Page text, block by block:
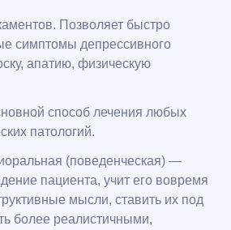
Позволяет быстро
симптомы депрессивного
апатию, физическую
способ лечения любых
патологий.
(поведенческая) —
пациента, учит его вовремя
мысли, ставить их под
более реалистичными,